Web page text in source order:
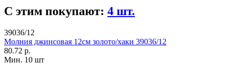
С этим покупают: 4 шт.
39036/12
Молния джинсовая 12см золото/хаки 39036/12
80.72 р.
Мин. 10 шт